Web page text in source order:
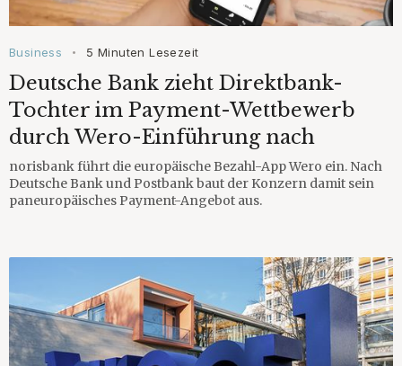
Business • 5 Minuten Lesezeit
Deutsche Bank zieht Direktbank-
Tochter im Payment-Wettbewerb
durch Wero-Einführung nach
norisbank führt die europäische Bezahl-App Wero ein. Nach
Deutsche Bank und Postbank baut der Konzern damit sein
paneuropäisches Payment-Angebot aus.